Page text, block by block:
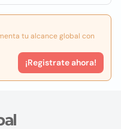
tu alcance global con
¡Registrate ahora!